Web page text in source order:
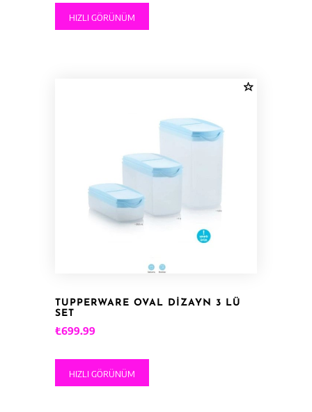
HIZLI GÖRÜNÜM
TUPPERWARE OVAL DIZAYN 3 LÜ
SET
₺699.99
HIZLI GÖRÜNÜM